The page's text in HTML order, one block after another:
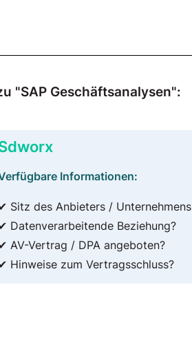
"SAP Geschäftsanalysen":
Informationen:
✔ Sitz des Anbieters / Unternehmens
✔ Datenverarbeitende Beziehung?
✔ AV-Vertrag / DPA angeboten?
✔ Hinweise zum Vertragsschluss?